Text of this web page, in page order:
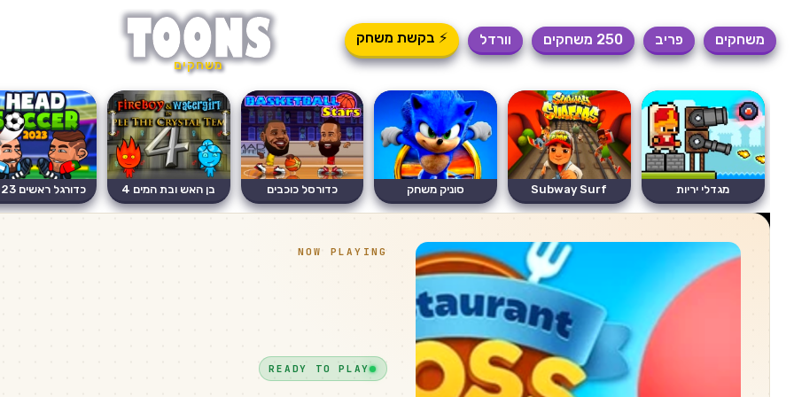
משחקים פריב 250 משחקים וורדל ⚡ בקשת משחק
משחקים
מגדלי יריות Subway Surf סוניק משחק כדורסל כוכבים בן האש ובת המים 4 כדורגל ראשים 2023